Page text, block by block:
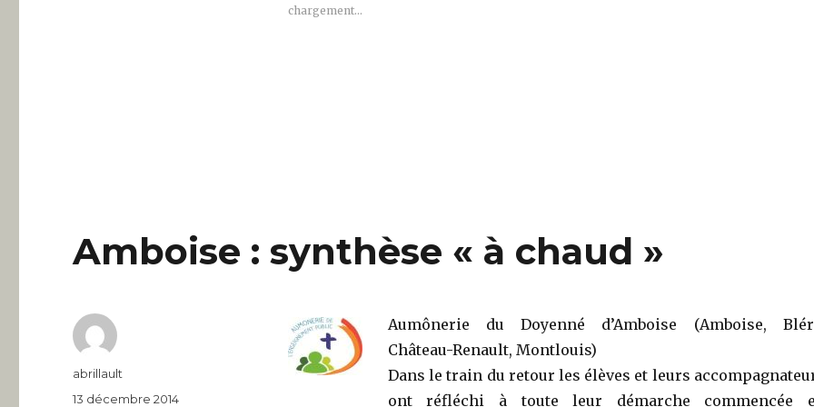
chargement…
Amboise : synthèse « à chaud »
Aumônerie du Doyenné d’Amboise (Amboise,
Château-Renault, Montlouis)
Dans le train du retour les élèves et leurs
ont réfléchi à toute leur démarche commencée
Auteur
abrillault
Publié
13 décembre 2014